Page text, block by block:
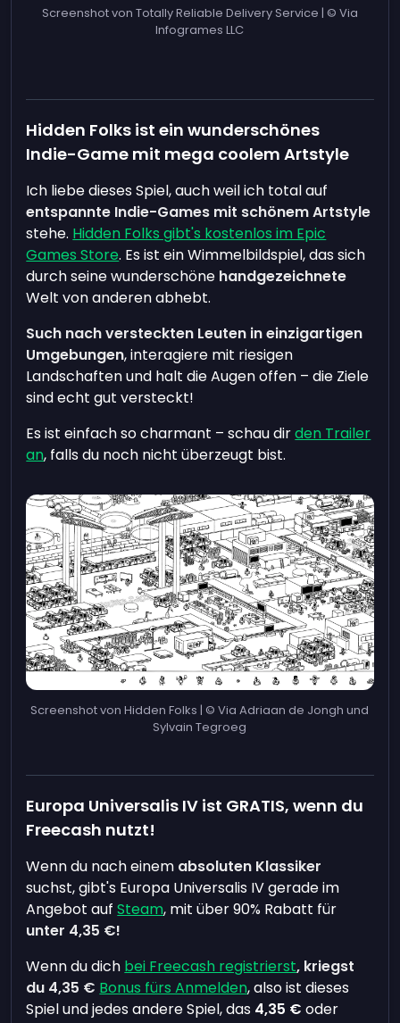
Screenshot von Totally Reliable Delivery Service | © Via
Infogrames LLC
Hidden Folks ist ein wunderschönes
Indie-Game mit mega coolem Artstyle
Ich liebe dieses Spiel, auch weil ich total auf
entspannte Indie-Games mit schönem Artstyle
stehe. Hidden Folks gibt's kostenlos im Epic
Games Store. Es ist ein Wimmelbildspiel, das sich
durch seine wunderschöne handgezeichnete
Welt von anderen abhebt.
Such nach versteckten Leuten in einzigartigen
Umgebungen, interagiere mit riesigen
Landschaften und halt die Augen offen – die Ziele
sind echt gut versteckt!
Es ist einfach so charmant – schau dirden Trailer
an, falls du noch nicht überzeugt bist.
Screenshot von Hidden Folks | © Via Adriaan de Jongh und
Sylvain Tegroeg
Europa Universalis IV ist GRATIS, wenn du
Freecash nutzt!
Wenn du nach einem absoluten Klassiker
suchst, gibt's Europa Universalis IV gerade im
Angebot aufSteam, mit über 90% Rabatt für
unter 4,35 €!
Wenn du dich bei Freecash registrierst, kriegst
du 4,35 € Bonus fürs Anmelden, also ist dieses
Spiel und jedes andere Spiel, das 4,35 € oder